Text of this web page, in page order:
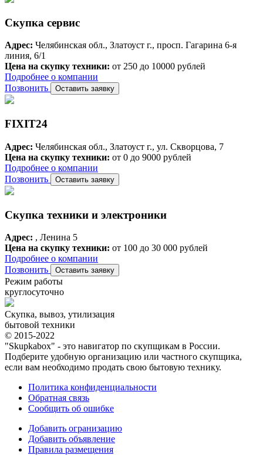
Скупка сервис
Адрес: Челябинская обл., Златоуст г., просп. Гагарина 6-я
линия, 6/1
Цена на скупку техники: от 250 до 10000 рублей
Подробнее о компании
Позвонить
Оставить заявку
FIXIT24
Адрес: Челябинская обл., Златоуст г., ул. Скворцова, 7
Цена на скупку техники: от 0 до 9000 рублей
Подробнее о компании
Позвонить
Оставить заявку
Скупка техники и электроники
Адрес: , Ленина 5
Цена на скупку техники: от 100 до 30 000 рублей
Подробнее о компании
Позвонить
Оставить заявку
Режим работы
круглосуточно
Скупка, вывоз, утилизация
бытовой техники
© 2015-2022
"Skupkabox" - это навигатор по скупщикам в России.
Подберите удобную организацию или частного скупщика,
если вам необходимо продать свою бытовую технику.
Политика конфиденциальности
Обратная связь
Сообщить об ошибке
Добавить огранизацию
Добавить объявление
Правила размещения